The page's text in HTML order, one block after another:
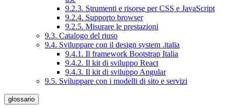
9.2.3. Strumenti e risorse per CSS e JavaScript
9.2.4. Supporto browser
9.2.5. Misurare le prestazioni
9.3. Catalogo del riuso
9.4. Sviluppare con il design system .italia
9.4.1. Il framework Bootstrap Italia
9.4.2. Il kit di sviluppo React
9.4.3. Il kit di sviluppo Angular
9.5. Sviluppare con i modelli di sito e servizi
glossario